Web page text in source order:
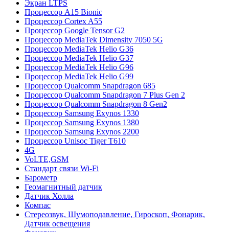
Экран LTPS
Процессор A15 Bionic
Процессор Cortex A55
Процессор Google Tensor G2
Процессор MediaTek Dimensity 7050 5G
Процессор MediaTek Helio G36
Процессор MediaTek Helio G37
Процессор MediaTek Helio G96
Процессор MediaTek Helio G99
Процессор Qualcomm Snapdragon 685
Процессор Qualcomm Snapdragon 7 Plus Gen 2
Процессор Qualcomm Snapdragon 8 Gen2
Процессор Samsung Exynos 1330
Процессор Samsung Exynos 1380
Процессор Samsung Exynos 2200
Процессор Unisoc Tiger T610
4G
VoLTE,GSM
Cтандарт связи Wi-Fi
Барометр
Геомагнитный датчик
Датчик Холла
Компас
Стереозвук, Шумоподавление, Гироскоп, Фонарик,
Датчик освещения